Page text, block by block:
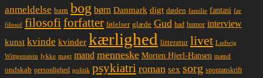
anmeldelse barn bog børn Danmark digt døden familie fantasi far
filosof filosofiforfatter følelser glæde Gud had humor interview
kunst kvinde kvinder kærlighed litteratur livet Ludwig
Wittgenstein lykke magt mand menneske Morten Hjerl-Hansen mænd
ondskab personlighed politik psykiatri roman sex sorg spontanskrift